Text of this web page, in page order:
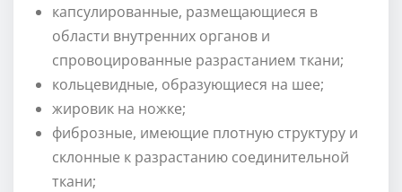
капсулированные, размещающиеся в
области внутренних органов и
спровоцированные разрастанием ткани;
кольцевидные, образующиеся на шее;
жировик на ножке;
фиброзные, имеющие плотную структуру и
склонные к разрастанию соединительной
ткани;